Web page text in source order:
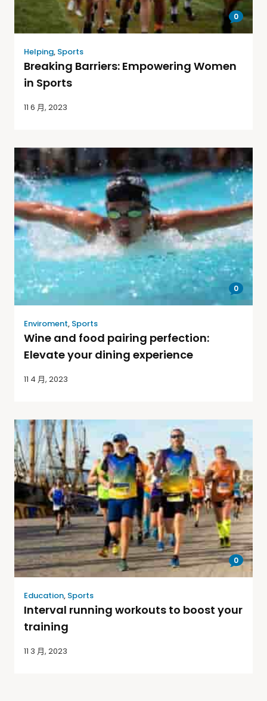
0
Helping, Sports
Breaking Barriers: Empowering Women
in Sports
11 6 月, 2023
0
Enviroment, Sports
Wine and food pairing perfection:
Elevate your dining experience
11 4 月, 2023
0
Education, Sports
Interval running workouts to boost your
training
11 3 月, 2023